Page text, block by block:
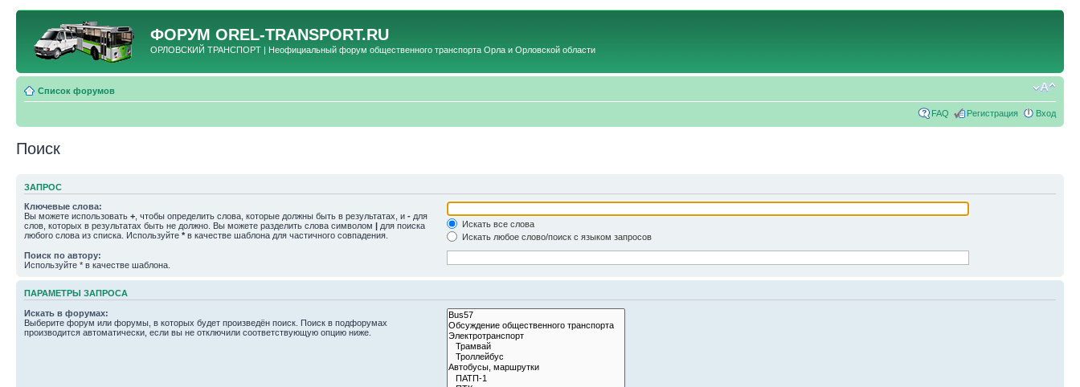
ФОРУМ OREL-TRANSPORT.RU
ОРЛОВСКИЙ ТРАНСПОРТ | Неофициальный форум общественного транспорта Орла и Орловской области
Список форумов
FAQ Регистрация Вход
Поиск
ЗАПРОС
Ключевые слова:
Вы можете использовать + , чтобы определить слова, которые должны быть в результатах, и - для
слов, которых в результатах быть не должно. Вы можете разделить слова символом | для поиска
любого слова из списка. Используйте * в качестве шаблона для частичного совпадения.
Искать все слова
Искать любое слово/поиск с языком запросов
Поиск по автору:
Используйте * в качестве шаблона.
ПАРАМЕТРЫ ЗАПРОСА
Искать в форумах:
Выберите форум или форумы, в которых будет произведён поиск. Поиск в подфорумах
производится автоматически, если вы не отключили соответствующую опцию ниже.